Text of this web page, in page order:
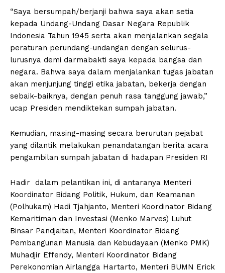
“Saya bersumpah/berjanji bahwa saya akan setia
kepada Undang-Undang Dasar Negara Republik
Indonesia Tahun 1945 serta akan menjalankan segala
peraturan perundang-undangan dengan selurus-
lurusnya demi darmabakti saya kepada bangsa dan
negara. Bahwa saya dalam menjalankan tugas jabatan
akan menjunjung tinggi etika jabatan, bekerja dengan
sebaik-baiknya, dengan penuh rasa tanggung jawab,”
ucap Presiden mendiktekan sumpah jabatan.
Kemudian, masing-masing secara berurutan pejabat
yang dilantik melakukan penandatangan berita acara
pengambilan sumpah jabatan di hadapan Presiden RI
Hadir dalam pelantikan ini, di antaranya Menteri
Koordinator Bidang Politik, Hukum, dan Keamanan
(Polhukam) Hadi Tjahjanto, Menteri Koordinator Bidang
Kemaritiman dan Investasi (Menko Marves) Luhut
Binsar Pandjaitan, Menteri Koordinator Bidang
Pembangunan Manusia dan Kebudayaan (Menko PMK)
Muhadjir Effendy, Menteri Koordinator Bidang
Perekonomian Airlangga Hartarto, Menteri BUMN Erick